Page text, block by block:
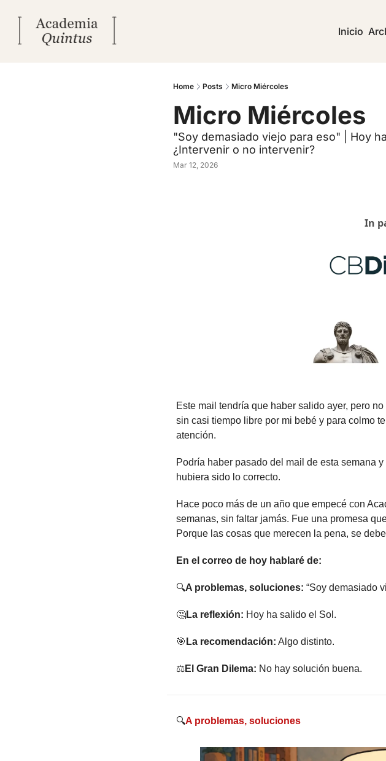
Inicio
Home Posts Micro Miércoles
Micro Miércoles
"Soy demasiado viejo para eso" | Hoy
¿Intervenir o no intervenir?
Mar 12, 2026
In
Este mail tendría que haber salido ayer, pero
sin casi tiempo libre por mi bebé y para colmo
atención.
Podría haber pasado del mail de esta semana
hubiera sido lo correcto.
Hace poco más de un año que empecé con
semanas, sin faltar jamás. Fue una promesa
Porque las cosas que merecen la pena, se
En el correo de hoy hablaré de:
🔍A problemas, soluciones: “Soy demasiado
🤔La reflexión: Hoy ha salido el Sol.
🎯 La recomendación: Algo distinto.
⚖️El Gran Dilema: No hay solución buena.
🔍A problemas, soluciones